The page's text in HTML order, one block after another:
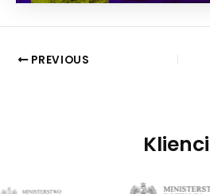
PREVIOUS